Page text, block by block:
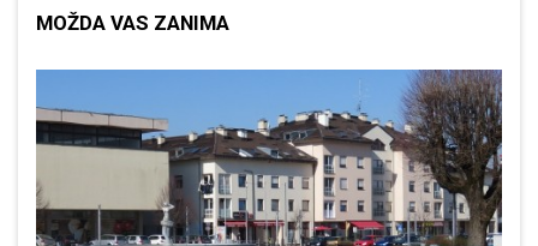
MOŽDA VAS ZANIMA